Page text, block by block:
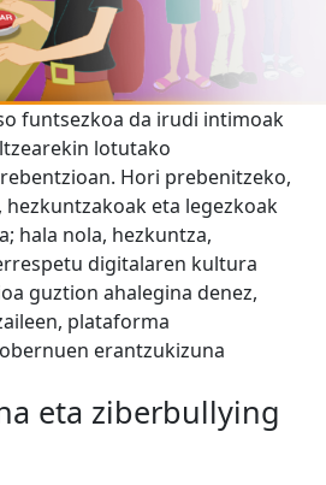
funtsezkoa da irudi intimoak
lotutako
Hori prebenitzeko,
eta legezkoak
hala nola, hezkuntza,
digitalaren kultura
guztion ahalegina denez,
plataforma
erantzukizuna
eta ziberbullying